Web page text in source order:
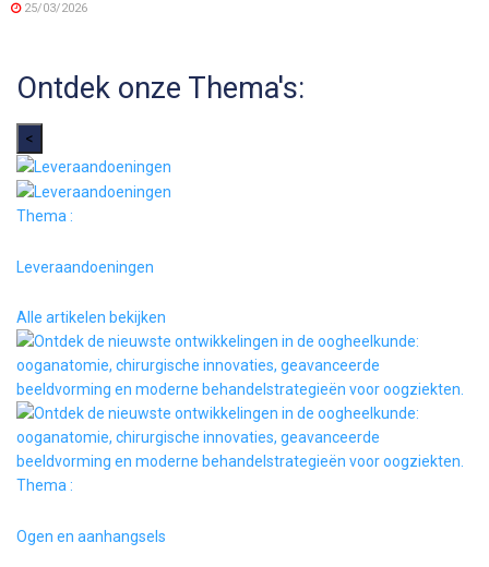
25/03/2026
Ontdek onze Thema's:
<
Thema :
Leveraandoeningen
Alle artikelen bekijken
Thema :
Ogen en aanhangsels